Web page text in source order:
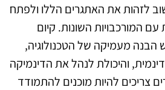
לזהות את האתגרים הללו ולפתח
המורכבויות השונות. קיום
הבנה מעמיקה של הטכנולוגיה,
והיכולת לנהל את הדינמיקה
צריכים להיות מוכנים להתמודד